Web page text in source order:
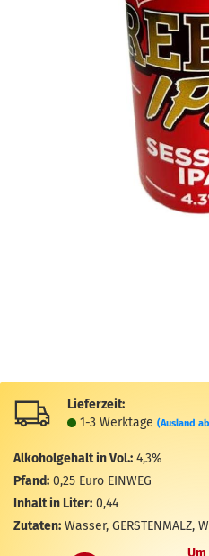
Lieferzeit:
1-3 Werktage (Ausland
Alkoholgehalt in Vol.: 4,3%
Pfand: 0,25 Euro EINWEG
Inhalt in Liter: 0,44
Zutaten: Wasser, GERSTENMALZ,